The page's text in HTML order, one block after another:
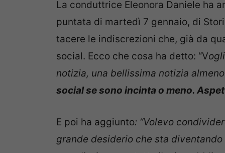
La conduttrice Eleonora Daniele ha
puntata di martedì 7 gennaio, di
tacere le indiscrezioni che, già da
social. Ecco che cosa ha detto: “V
notizia, una bellissima notizia
social se sono incinta o meno.
E poi ha aggiunto: “Volevo
grande desiderio che sta